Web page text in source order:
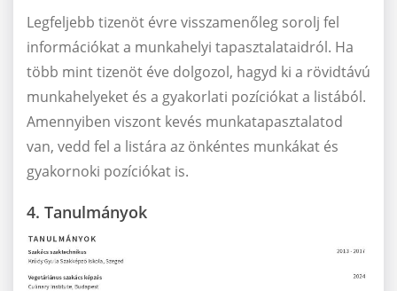
Legfeljebb tizenöt évre visszamenőleg sorolj fel
információkat a munkahelyi tapasztalataidról. Ha
több mint tizenöt éve dolgozol, hagyd ki a rövidtávú
munkahelyeket és a gyakorlati pozíciókat a listából.
Amennyiben viszont kevés munkatapasztalatod
van, vedd fel a listára az önkéntes munkákat és
gyakornoki pozíciókat is.
4. Tanulmányok